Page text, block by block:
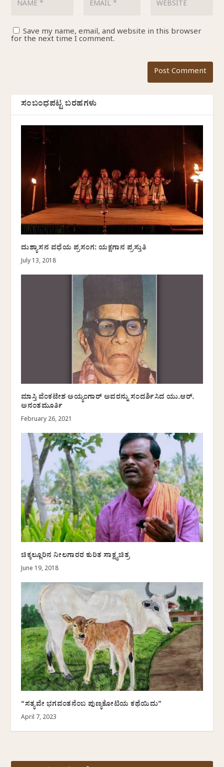
Save my name, email, and website in this browser
for the next time I comment.
ಸಂಬಂಧಪಟ್ಟ ಬರಹಗಳು
ದುಶ್ಯಾಸನ ವಧೆಯ ಪ್ರಸಂಗ: ಯಕ್ಷಗಾನ ಪ್ರಸ್ತುತಿ
July 13, 2018
ಮಾಸ್ತಿ ವೆಂಕಟೇಶ ಅಯ್ಯಂಗಾರ್‌ ಅವರನ್ನು ಸಂದರ್ಶಿಸಿದ ಯು.ಆರ್.
ಅನಂತಮೂರ್ತಿ
February 26, 2021
ಚಿಕ್ಕಲ್ಲೂರಿನ ನೀಲಗಾರರ ಕುರಿತ ಸಾಕ್ಷ್ಯಚಿತ್ರ
June 19, 2018
“ಸತ್ಯವೇ ಭಗವಂತನೆಂಬ ಪುಣ್ಯಕೋಟಿಯ ಕಥೆಯಿದು”
April 7, 2023